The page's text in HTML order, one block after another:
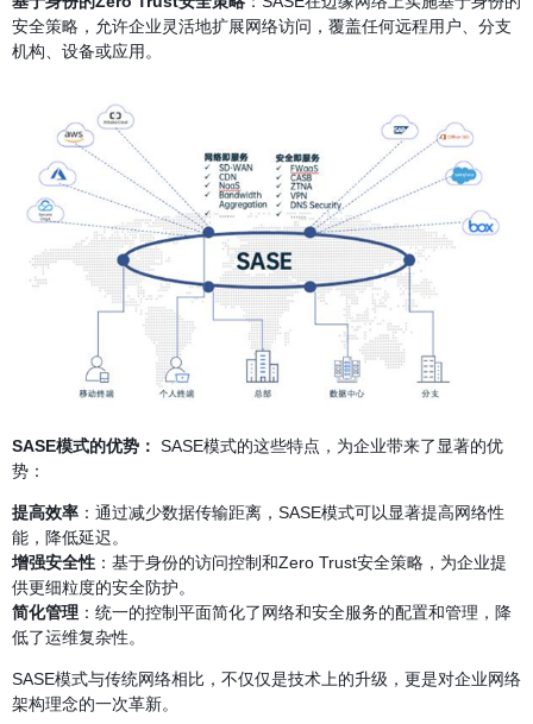
安全策略，允许企业灵活地扩展网络访问，覆盖任何远程用户、分支
机构、设备或应用。
SASE模式的优势： SASE模式的这些特点，为企业带来了显著的优
势：
提高效率 ：通过减少数据传输距离，SASE模式可以显著提高网络性
能，降低延迟。
增强安全性 ：基于身份的访问控制和Zero Trust安全策略，为企业提
供更细粒度的安全防护。
简化管理 ：统一的控制平面简化了网络和安全服务的配置和管理，降
低了运维复杂性。
SASE模式与传统网络相比，不仅仅是技术上的升级，更是对企业网络
架构理念的一次革新。